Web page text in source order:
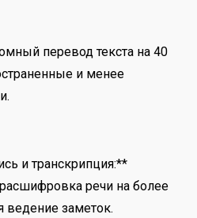
перевод текста на 40
и менее
и транскрипция:**
речи на более
ведение заметок.